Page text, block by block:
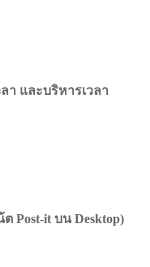
า และบริหารเวลา
Post-it บน Desktop)